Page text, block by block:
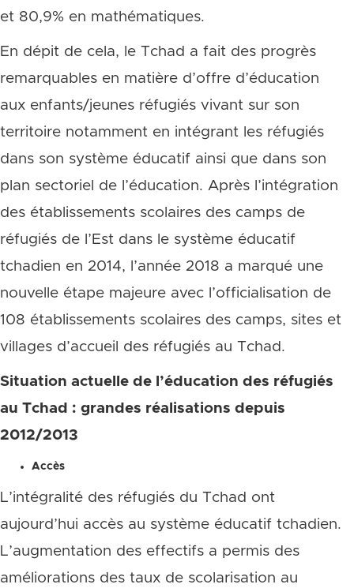
et 80,9% en mathématiques.
En dépit de cela, le Tchad a fait des progrès
remarquables en matière d’offre d’éducation
aux enfants/jeunes réfugiés vivant sur son
territoire notamment en intégrant les réfugiés
dans son système éducatif ainsi que dans son
plan sectoriel de l’éducation. Après l’intégration
des établissements scolaires des camps de
réfugiés de l’Est dans le système éducatif
tchadien en 2014, l’année 2018 a marqué une
nouvelle étape majeure avec l’officialisation de
108 établissements scolaires des camps, sites et
villages d’accueil des réfugiés au Tchad.
Situation actuelle de l’éducation des réfugiés
au Tchad : grandes réalisations depuis
2012/2013
Accès
L’intégralité des réfugiés du Tchad ont
aujourd’hui accès au système éducatif tchadien.
L’augmentation des effectifs a permis des
améliorations des taux de scolarisation au